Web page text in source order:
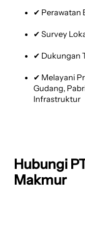
✔ Perawatan
✔ Survey
✔ Dukungan
✔ Melayani
Gudang,
Infrastruktur
Hubungi
Makmur